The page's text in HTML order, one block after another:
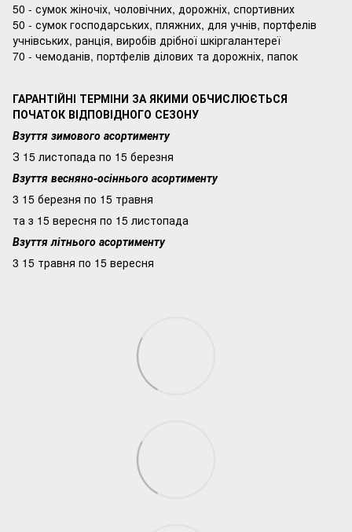
50 - сумок жіночіх, чоловічних, дорожніх, спортивних
50 - сумок господарських, пляжних, для учнів, портфелів
учнівських, ранція, виробів дрібної шкіргалантереї
70 - чемоданів, портфелів ділових та дорожніх, папок
ГАРАНТІЙНІ ТЕРМІНИ ЗА ЯКИМИ ОБЧИСЛЮЄТЬСЯ
ПОЧАТОК ВІДПОВІДНОГО СЕЗОНУ
Взуття зимового асортименту
З 15 листопада по 15 березня
Взуття весняно-осіннього асортименту
3 15 березня по 15 травня
та з 15 вересня по 15 листопада
Взуття літнього асортименту
3 15 травня по 15 вересня